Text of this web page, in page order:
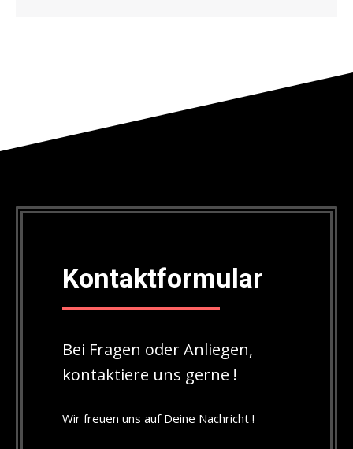
Kontaktformular
Bei Fragen oder Anliegen,
kontaktiere uns gerne !
Wir freuen uns auf Deine Nachricht !